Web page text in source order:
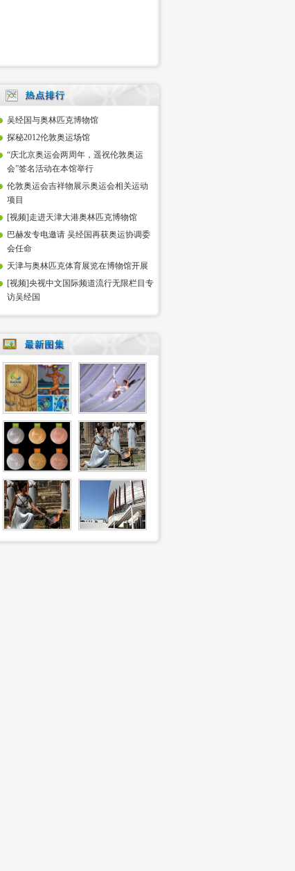
吴经国与奥林匹克博物馆
探秘2012伦敦奥运场馆
“庆北京奥运会两周年，遥祝伦敦奥运
会”签名活动在本馆举行
伦敦奥运会吉祥物展示奥运会相关运动
项目
[视频]走进天津大港奥林匹克博物馆
巴赫发专电邀请 吴经国再获奥运协调委
会任命
天津与奥林匹克体育展览在博物馆开展
[视频]央视中文国际频道流行无限栏目专
访吴经国